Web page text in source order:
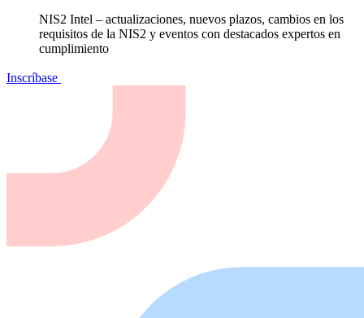
NIS2 Intel – actualizaciones, nuevos plazos, cambios en los
requisitos de la NIS2 y eventos con destacados expertos en
cumplimiento
Inscríbase